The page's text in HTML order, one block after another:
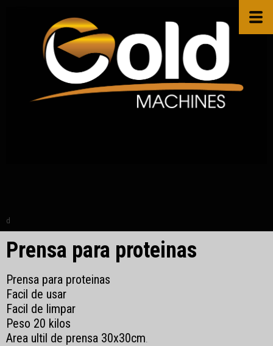
d
Prensa para proteinas
Prensa para proteinas
Facil de usar
Facil de limpar
Peso 20 kilos
Area ultil de prensa 30x30cm.